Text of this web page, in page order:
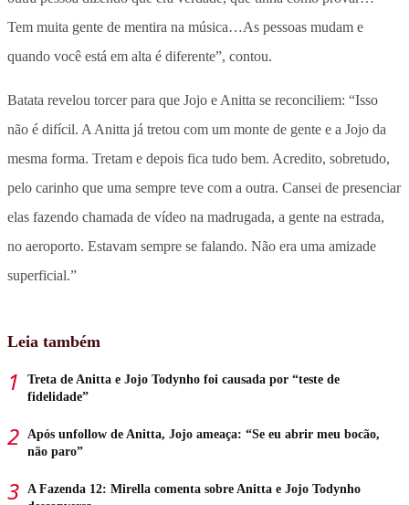
Tem muita gente de mentira na música…As pessoas mudam e
quando você está em alta é diferente”, contou.
Batata revelou torcer para que Jojo e Anitta se reconciliem: “Isso
não é difícil. A Anitta já tretou com um monte de gente e a Jojo da
mesma forma. Tretam e depois fica tudo bem. Acredito, sobretudo,
pelo carinho que uma sempre teve com a outra. Cansei de presenciar
elas fazendo chamada de vídeo na madrugada, a gente na estrada,
no aeroporto. Estavam sempre se falando. Não era uma amizade
superficial.”
Leia também
Treta de Anitta e Jojo Todynho foi causada por “teste de
fidelidade”
Após unfollow de Anitta, Jojo ameaça: “Se eu abrir meu bocão,
não paro”
A Fazenda 12: Mirella comenta sobre Anitta e Jojo Todynho